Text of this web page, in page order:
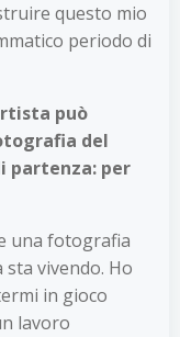
questo mio
periodo di
può
del
partenza: per
una fotografia
vivendo. Ho
in gioco
lavoro